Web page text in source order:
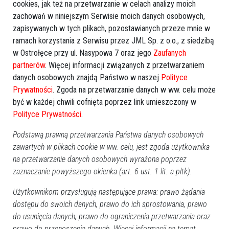
Niewybuch przy ulicy
Granicznej
Niewybuch w Krukach.
Ewakuowano około 70 osób
[ZDJĘCIA]
Uwaga kierowcy: Droga do
miejscowości Łazy
zablokowana
Niewybuch w Goworkach
[FOTO]
cookies, jak też na przetwarzanie w celach analizy moich
zachowań w niniejszym Serwisie moich danych osobowych,
zapisywanych w tych plikach, pozostawianych przeze mnie w
ramach korzystania z Serwisu przez JML Sp. z o.o., z siedzibą
w Ostrołęce przy ul. Nasypowa 7 oraz jego Zaufanych
partnerów. Więcej informacji związanych z przetwarzaniem
danych osobowych znajdą Państwo w naszej Polityce
Prywatności. Zgoda na przetwarzanie danych w ww. celu może
być w każdej chwili cofnięta poprzez link umieszczony w
Polityce Prywatności.
Podstawą prawną przetwarzania Państwa danych osobowych
zawartych w plikach cookie w ww. celu, jest zgoda użytkownika
na przetwarzanie danych osobowych wyrażona poprzez
zaznaczanie powyższego okienka (art. 6 ust. 1 lit. a pltk).
Użytkownikom przysługują następujące prawa: prawo żądania
dostępu do swoich danych, prawo do ich sprostowania, prawo
do usunięcia danych, prawo do ograniczenia przetwarzania oraz